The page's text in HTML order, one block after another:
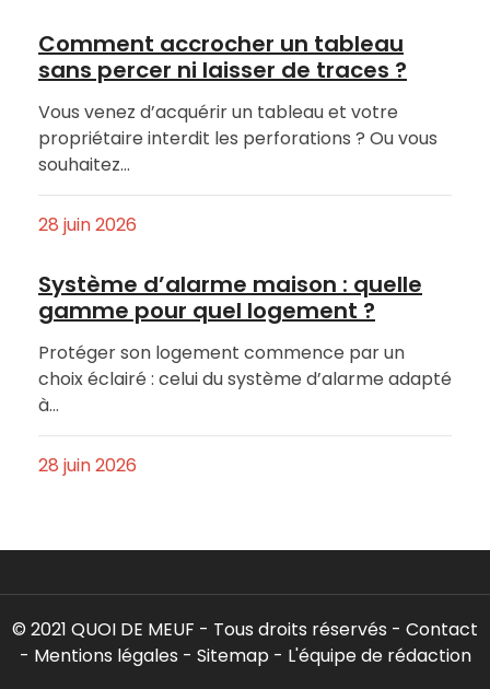
Comment accrocher un tableau
sans percer ni laisser de traces ?
Vous venez d’acquérir un tableau et votre
propriétaire interdit les perforations ? Ou vous
souhaitez…
28 juin 2026
Système d’alarme maison : quelle
gamme pour quel logement ?
Protéger son logement commence par un
choix éclairé : celui du système d’alarme adapté
à…
28 juin 2026
© 2021 QUOI DE MEUF - Tous droits réservés - Contact
- Mentions légales - Sitemap- L'équipe de rédaction